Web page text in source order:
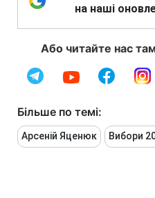
на наші
Або читайте нас
Більше по темі:
Арсеній Яценюк Вибори